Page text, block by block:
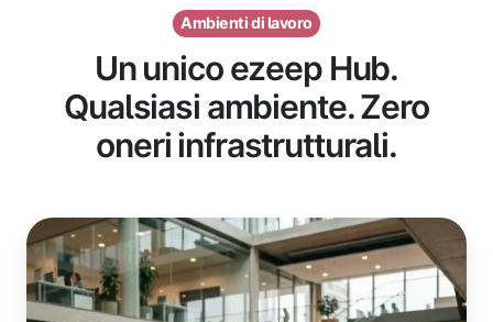
Ambienti di lavoro
Un unico ezeep Hub.
Qualsiasi ambiente. Zero
oneri infrastrutturali.
Uffici
aziendali
e
team